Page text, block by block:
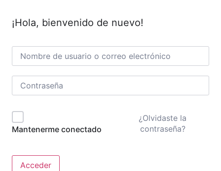
¡Hola, bienvenido de nuevo!
Mantenerme conectado
¿Olvidaste la
contraseña?
Acceder